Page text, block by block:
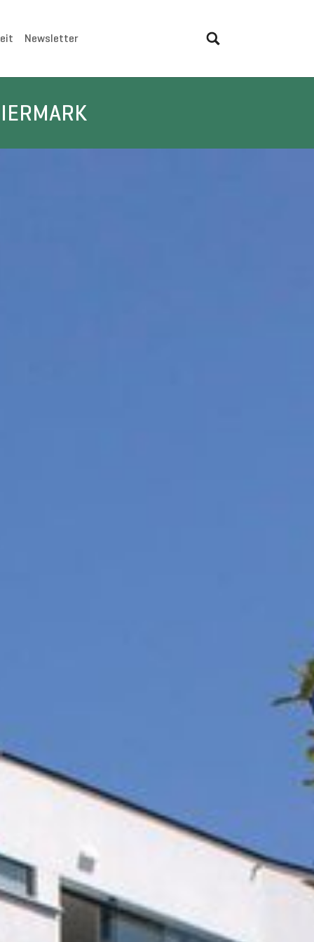
Newsletter